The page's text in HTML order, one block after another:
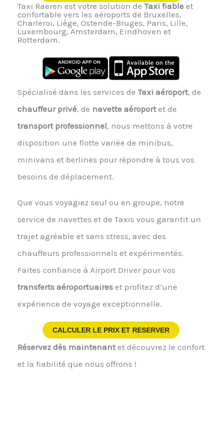
Taxi Raeren est votre solution de Taxi fiableet
confortable vers les aéroports de Bruxelles,
Charleroi, Liège, Ostende-Bruges, Paris, Lille,
Luxembourg, Amsterdam, Eindhoven et
Rotterdam.
Spécialisé dans les services de Taxi aéroport, de
chauffeur privé, de navette aéroportet de
transport professionnel, nous mettons à votre
disposition une flotte variée de minibus,
minivans et berlines pour répondre à tous vos
besoins de déplacement.
Que vous voyagiez seul ou en groupe, notre
service de navettes et de Taxis vous garantit un
trajet agréable et sans stress, avec des
chauffeurs professionnels et expérimentés.
Faites confiance à Airport Driver pour vos
transferts aéroportuaireset profitez d’une
expérience de voyage exceptionnelle.
CALCULER LE PRIX ET RESERVER
Réservez dès maintenantet découvrez le confort
et la fiabilité que nous offrons !